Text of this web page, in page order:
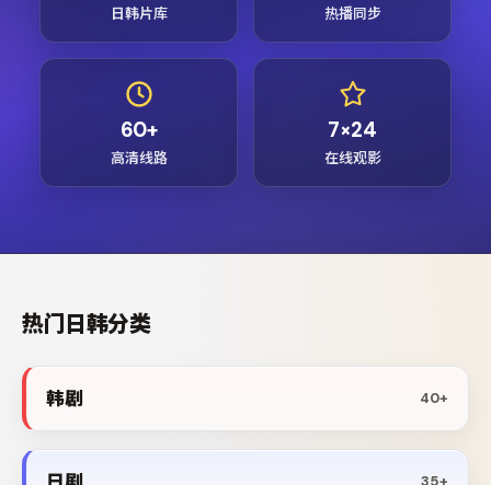
日韩片库 热播同步
60+
高清线路
7×24
在线观影
热门日韩分类
韩剧 40+